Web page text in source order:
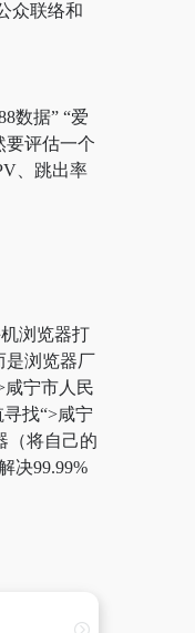
众联络和
数据” “爱
要评估一个
、跳出率
浏览器打
是浏览器厂
宁市人民
找“>咸宁
（将自己的
决99.99%